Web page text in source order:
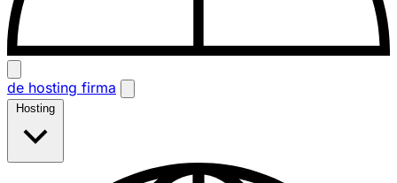
de hosting firma
Hosting